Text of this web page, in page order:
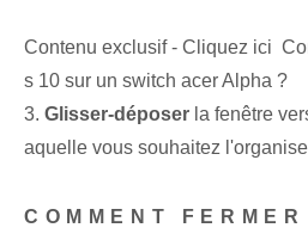
Contenu exclusif - Cliquez ici
s 10 sur un switch acer Alpha ?
3. Glisser-déposer la ⁤fenêtre
aquelle vous souhaitez
COMMENT